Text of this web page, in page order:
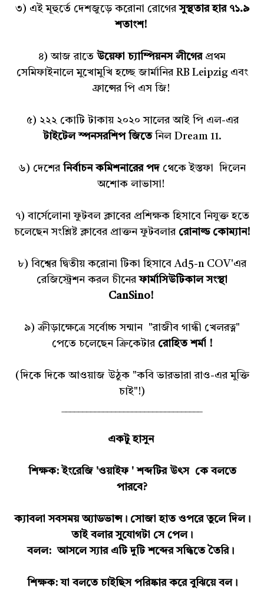
৩) এই মূহুর্তে দেশজুড়ে করোনা রোগেরসুস্থতার হার ৭১.৯
শতাংশ!
৪) আজ রাতেউয়েফা চ্যাম্পিয়নস লীগেরপ্রথম
সেমিফাইনালে মুখোমুখি হচ্ছে জার্মানির RB Leipzig এবং
ফ্রান্সের পি এস জি!
৫) ২২২ কোটি টাকায় ২০২০ সালের আই পি এল-এর
টাইটেল স্পনসরশিপ জিতেনিল Dream 11.
৬) দেশেরনির্বাচন কমিশনারের পদ থেকে ইস্তফা দিলেন
অশোক লাভাসা!
৭) বার্সেলোনা ফুটবল ক্লাবের প্রশিক্ষক হিসাবে নিযুক্ত হতে
চলেছেন সংশ্লিষ্ট ক্লাবের প্রাক্তন ফুটবলার রোনাল্ড কোম্যান!
৮) বিশ্বের দ্বিতীয় করোনা টিকা হিসাবে Ad5-n COV'এর
রেজিস্ট্রেশন করল চীনেরফার্মাসিউটিকাল সংস্থা
CanSino!
৯) ক্রীড়াক্ষেত্রে সর্বোচ্চ সন্মান "রাজীব গান্ধী খেলরত্ন"
পেতে চলেছেন ক্রিকেটার রোহিত শর্মা !
(দিকে দিকে আওয়াজ উঠুক "কবি ভারভারা রাও-এর মুক্তি
চাই"!)
একটু হাসুন
শিক্ষক: ইংরেজি 'ওয়াইফ ' শব্দটির উৎস কে বলতে
পারবে?
ক্যাবলা সবসময় অ্যাডভান্স। সোজা হাত ওপরে তুলে দিল।
তাই বলার সু্যোগটা সে পেল।
বলল: আসলে স্যার এটি দুটি শব্দের সন্ধিতে তৈরি।
শিক্ষক: যা বলতে চাইছিস পরিষ্কার করে বুঝিয়ে বল।